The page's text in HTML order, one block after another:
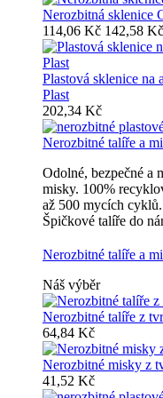
Nerozbitná sklenice
114,06 Kč 142,58 Kč
Plastová sklenice na
Plast
202,34 Kč
Nerozbitné talíře a
Odolné, bezpečné a
misky. 100%
až 500 mycích
Špičkové talíře do
Nerozbitné talíře a
Náš výběr
Nerozbitné talíře z
64,84 Kč
Nerozbitné misky z
41,52 Kč